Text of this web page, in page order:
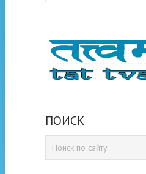
ПОИСК